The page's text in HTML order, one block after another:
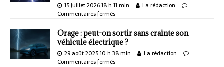
15 juillet 2026 18 h 11 min
La rédaction
Commentaires fermés
Orage : peut-on sortir sans crainte son
véhicule électrique ?
29 août 2025 10 h 38 min
La rédaction
Commentaires fermés